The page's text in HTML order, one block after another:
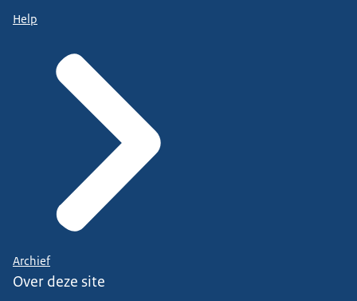
Help
Archief
Over deze site